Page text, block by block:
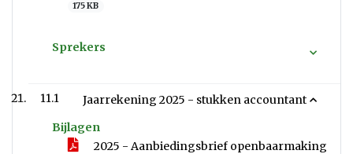
175 KB
Sprekers
11.1
Jaarrekening 2025 - stukken accountant
Bijlagen
2025 - Aanbiedingsbrief openbaarmaking